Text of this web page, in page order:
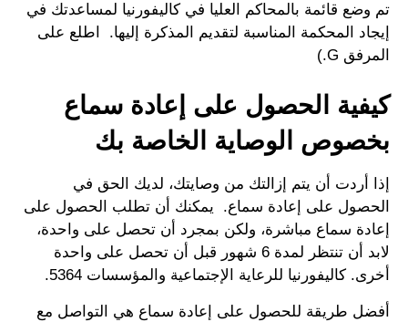
تم وضع قائمة بالمحاكم العليا في كاليفورنيا لمساعدتك في
إيجاد المحكمة المناسبة لتقديم المذكرة إليها. اطلع على
المرفق G.)
كيفية الحصول على إعادة سماع
بخصوص الوصاية الخاصة بك
إذا أردت أن يتم إزالتك من وصايتك، لديك الحق في
الحصول على إعادة سماع. يمكنك أن تطلب الحصول على
إعادة سماع مباشرة، ولكن بمجرد أن تحصل على واحدة،
لابد أن تنتظر لمدة 6 شهور قبل أن تحصل على واحدة
أخرى. كاليفورنيا للرعاية الإجتماعية والمؤسسات 5364.
أفضل طريقة للحصول على إعادة سماع هي التواصل مع